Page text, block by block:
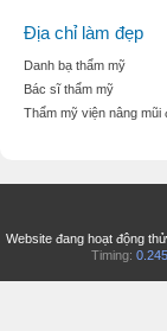
Địa chỉ làm đẹp
Danh bạ thẩm mỹ
Bác sĩ thẩm mỹ
Thẩm mỹ viện nâng mũi
Website đang hoạt động
Timing: